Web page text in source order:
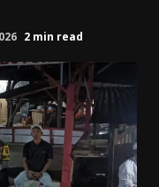
2 min read